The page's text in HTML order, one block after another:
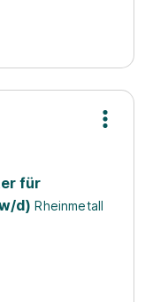
für
d) Rheinmetall